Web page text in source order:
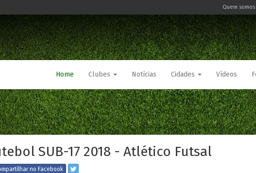
Quem somos
Home Clubes Notícias Cidades Vídeos
SUB-17 2018 - Atlético Futsal
no Facebook